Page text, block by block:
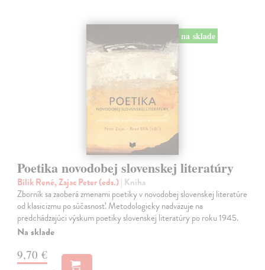
na sklade
Poetika novodobej slovenskej literatúry
Bílik René, Zajac Peter (eds.)| Kniha
Zborník sa zaoberá zmenami poetiky v novodobej slovenskej literatúre
od klasicizmu po súčasnosť. Metodologicky nadväzuje na
predchádzajúci výskum poetiky slovenskej literatúry po roku 1945.
Na sklade
9,70 €